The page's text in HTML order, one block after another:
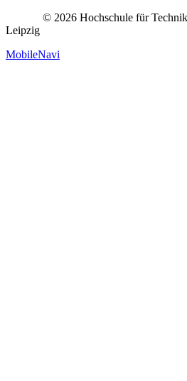
© 2026 Hochschule für
Leipzig
MobileNavi